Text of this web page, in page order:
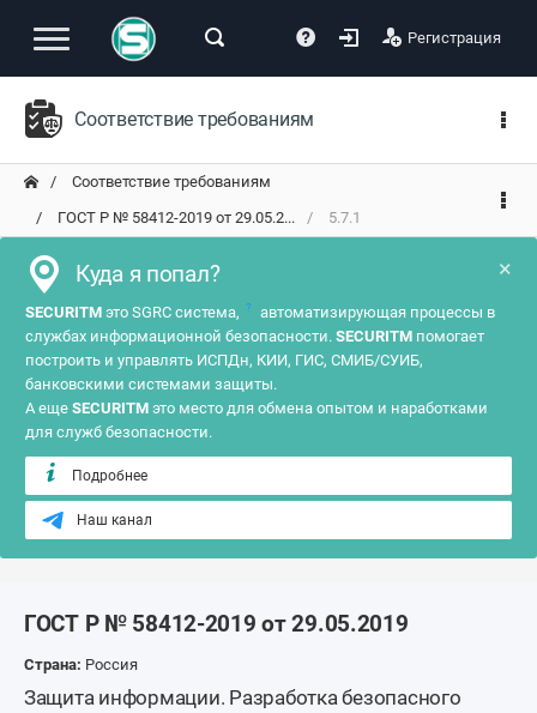
Регистрация
Соответствие требованиям
Соответствие требованиям
ГОСТ Р № 58412-2019 от 29.05.2...
5.7.1
×
Куда я попал?
SECURITM это SGRC система, ?
автоматизирующая процессы в
службах информационной безопасности. SECURITM помогает
построить и управлять ИСПДн, КИИ, ГИС, СМИБ/СУИБ,
банковскими системами защиты.
А еще SECURITM это место для обмена опытом и наработками
для служб безопасности.
Подробнее
Наш канал
ГОСТ Р № 58412-2019 от 29.05.2019
Страна: Россия
Защита информации. Разработка безопасного